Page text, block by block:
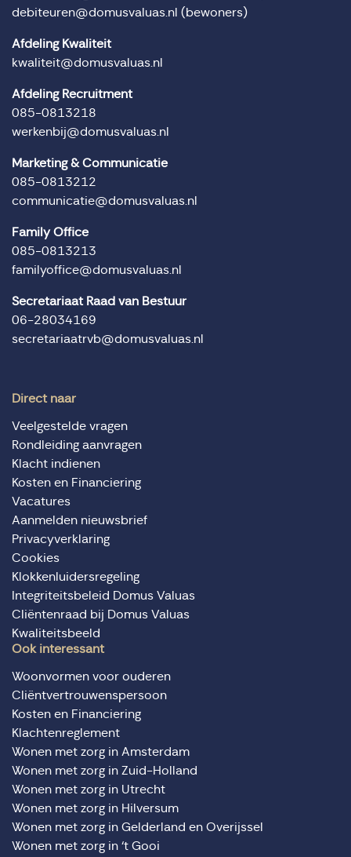
debiteuren@domusvaluas.nl (bewoners)
Afdeling Kwaliteit
kwaliteit@domusvaluas.nl
Afdeling Recruitment
085-0813218
werkenbij@domusvaluas.nl
Marketing & Communicatie
085-0813212
communicatie@domusvaluas.nl
Family Office
085-0813213
familyoffice@domusvaluas.nl
Secretariaat Raad van Bestuur
06-28034169
secretariaatrvb@domusvaluas.nl
Direct naar
Veelgestelde vragen
Rondleiding aanvragen
Klacht indienen
Kosten en Financiering
Vacatures
Aanmelden nieuwsbrief
Privacyverklaring
Cookies
Klokkenluidersregeling
Integriteitsbeleid Domus Valuas
Cliëntenraad bij Domus Valuas
Kwaliteitsbeeld
Ook interessant
Woonvormen voor ouderen
Cliëntvertrouwenspersoon
Kosten en Financiering
Klachtenreglement
Wonen met zorg in Amsterdam
Wonen met zorg in Zuid-Holland
Wonen met zorg in Utrecht
Wonen met zorg in Hilversum
Wonen met zorg in Gelderland en Overijssel
Wonen met zorg in ‘t Gooi